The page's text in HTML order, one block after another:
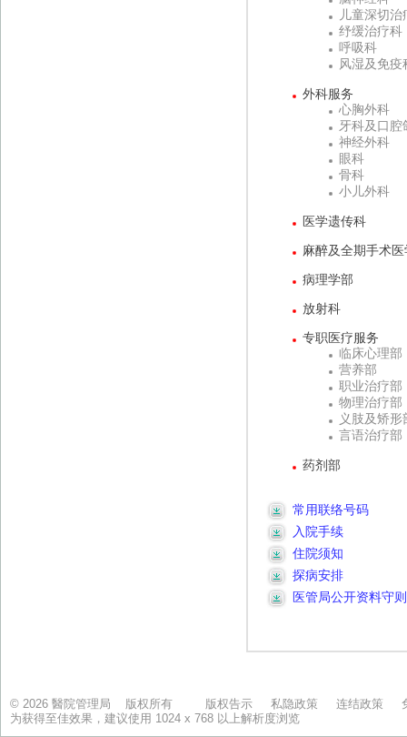
© 2026 醫院管理局 版权所有 版权告示 私隐政策 连结政策
为获得至佳效果，建议使用 1024 x 768 以上解析度浏览